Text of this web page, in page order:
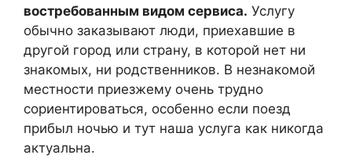
востребованным видом сервиса. Услугу
обычно заказывают люди, приехавшие в
другой город или страну, в которой нет ни
знакомых, ни родственников. В незнакомой
местности приезжему очень трудно
сориентироваться, особенно если поезд
прибыл ночью и тут наша услуга как никогда
актуальна.